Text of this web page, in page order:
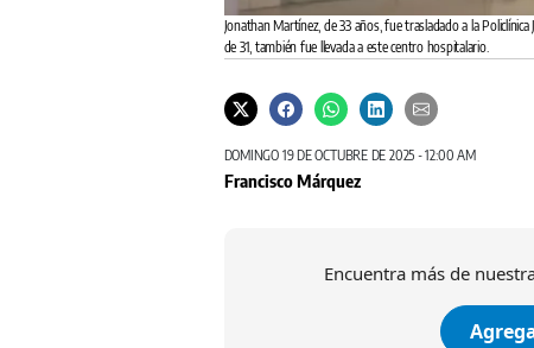
Jonathan Martínez, de 33 años, fue trasladado a la
de 31, también fue llevada a este centro hospitalario.
DOMINGO 19 DE OCTUBRE DE 2025 - 12:00 AM
Francisco Márquez
Encuentra más de